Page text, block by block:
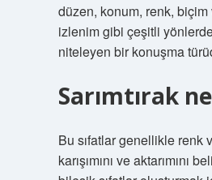
düzen, konum, renk, biçim
izlenim gibi çeşitli
niteleyen bir konuşma
Sarımtırak
Bu sıfatlar genellikle renk
karışımını ve aktarımını